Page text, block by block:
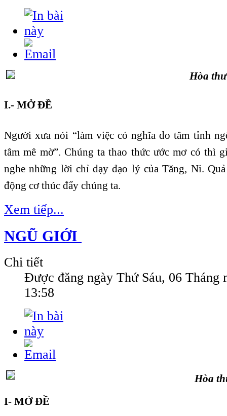
Hòa
I.- MỞ ĐỀ
Người xưa nói “làm việc có nghĩa do tâm tỉnh
tâm mê mờ”. Chúng ta thao thức ước mơ có thì
nghe những lời chỉ dạy đạo lý của Tăng, Ni.
động cơ thúc đẩy chúng ta.
Xem tiếp...
NGŨ GIỚI
Chi tiết
Được đăng ngày Thứ Sáu, 06 Tháng
13:58
Hòa
I- MỞ ĐỀ